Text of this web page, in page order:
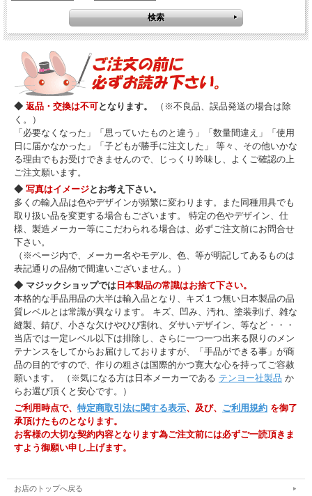
◆ 返品・交換は不可となります。
（※不良品、誤品発送の場合は除
く。）
「必要なくなった」「思っていたものと違う」「数量間違え」「使用
日に届かなかった」「子どもが勝手に注文した」 等々、その他いかな
る理由でもお受けできませんので、じっくり吟味し、よくご確認の上
ご注文願います。
◆ 写真はイメージとお考え下さい。
多くの輸入品は色やデザインが頻繁に変わります。また同種用具でも
取り扱い品を変更する場合もございます。 特定の色やデザイン、仕
様、製造メーカー等にこだわられる場合は、必ずご注文前にお問合せ
下さい。
（※ページ内で、メーカー名やモデル、色、等が明記してあるものは
表記通りの品物で間違いございません。）
◆ マジックショップでは 日本製品の常識はお捨て下さい。
本格的な手品用品の大半は輸入品となり、キズ１つ無い日本製品の品
質レベルとは常識が異なります。 キズ、凹み、汚れ、塗装剥げ、雑な
縫製、錆び、小さな欠けやひび割れ、ダサいデザイン、等など・・・
当店では一定レベル以下は排除し、さらに一つ一つ出来る限りのメン
テナンスをしてからお届けしておりますが、「手品ができる事」が商
品の目的ですので、作りの粗さは国際的かつ寛大な心を持ってご容赦
願います。 （※気になる方は日本メーカーである テンヨー社製品 か
らお選び頂くと安心です。）
ご利用時点で、 特定商取引法に関する表示、及び、 ご利用規約 を御了
承頂けたものとなります。
お客様の大切な契約内容となります為ご注文前には必ずご一読頂きま
すよう御願い申し上げます。
お店のトップへ戻る